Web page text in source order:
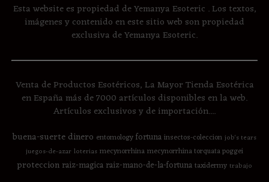
Esta website es propiedad de Yemanya Esoteric . Los textos,
imágenes y contenido en este sitio web son propiedad
exclusiva de Yemanya Esoteric.
Venta de Productos Esotéricos, La Mayor Tienda Esotérica
en España más de 7000 artículos disponibles en la web.
Artículos exclusivos y de importación....
buena-suertedinero entomologyfortunainsectos-coleccion job's tears
juegos-de-azar loterias mecynorrhinamecynorrhina torquata poggei
proteccion raiz-magica raiz-mano-de-la-fortunataxidermy trabajo